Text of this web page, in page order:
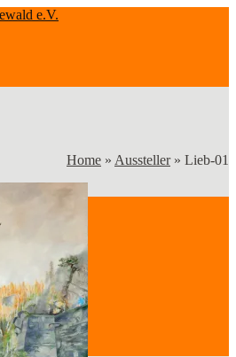
Home » Aussteller » Lieb-01